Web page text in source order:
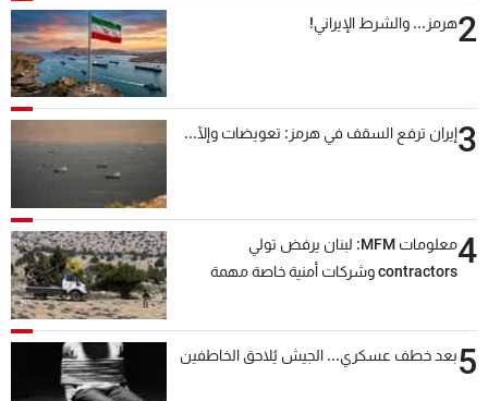
2هرمز... والشرط الإيراني!
3إيران ترفع السقف في هرمز: تعويضات وإلّا...
4
معلومات MFM: لبنان يرفض تولي
contractors وشركات أمنية خاصة مهمة
5بعد خطف عسكري... الجيش يُلاحق الخاطفين